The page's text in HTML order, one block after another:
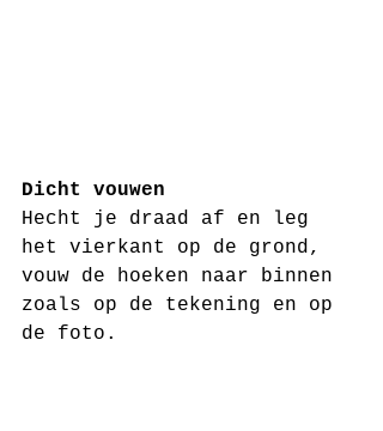
Dicht vouwen
Hecht je draad af en leg
het vierkant op de grond,
vouw de hoeken naar binnen
zoals op de tekening en op
de foto.